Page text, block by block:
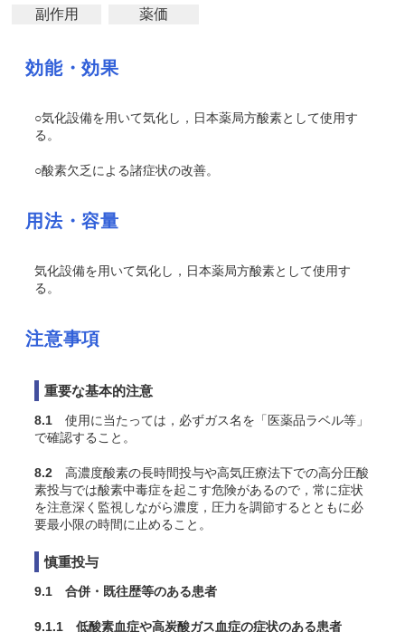
副作用
薬価
効能・効果
○気化設備を用いて気化し，日本薬局方酸素として使用す
る。
○酸素欠乏による諸症状の改善。
用法・容量
気化設備を用いて気化し，日本薬局方酸素として使用す
る。
注意事項
重要な基本的注意
8.1 使用に当たっては，必ずガス名を「医薬品ラベル等」
で確認すること。
8.2 高濃度酸素の長時間投与や高気圧療法下での高分圧酸
素投与では酸素中毒症を起こす危険があるので，常に症状
を注意深く監視しながら濃度，圧力を調節するとともに必
要最小限の時間に止めること。
慎重投与
9.1 合併・既往歴等のある患者
9.1.1 低酸素血症や高炭酸ガス血症の症状のある患者